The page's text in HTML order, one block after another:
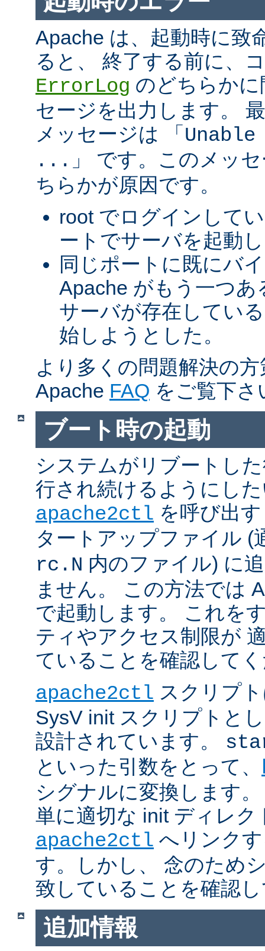
Apache は、起動時に致
ると、 終了する前に、
ErrorLog のどちらか
セージを出力します。
メッセージは 「
... 」 です。このメッ
ちらかが原因です。
root でログインして
ートでサーバを起動
同じポートに既にバ
Apache がもう一つ
サーバが存在してい
始しようとした。
より多くの問題解決の
Apache FAQ をご覧下さ
ブート時の起動
システムがリブートし
行され続けるようにし
apache2ctl を呼び出
タートアップファイル (
rc.N 内のファイル) に
ません。 この方法では
で起動します。 これを
ティやアクセス制限が
ていることを確認して
apache2ctl スクリプ
SysV init スクリプトと
設計されています。
といった引数をとって、
シグナルに変換します
単に適切な init ディレク
apache2ctl へリンク
す。しかし、 念のため
致していることを確認
追加情報